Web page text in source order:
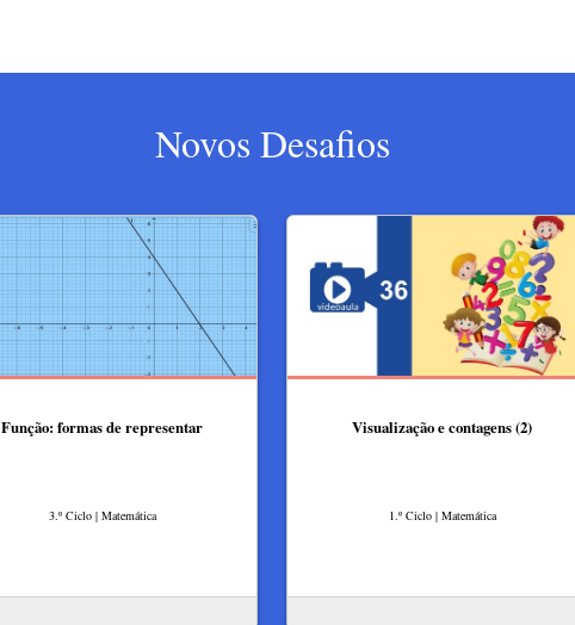
Novos Desafios
Função: formas de representar
3.º Ciclo | Matemática
Visualização e contagens (2)
1.º Ciclo | Matemática